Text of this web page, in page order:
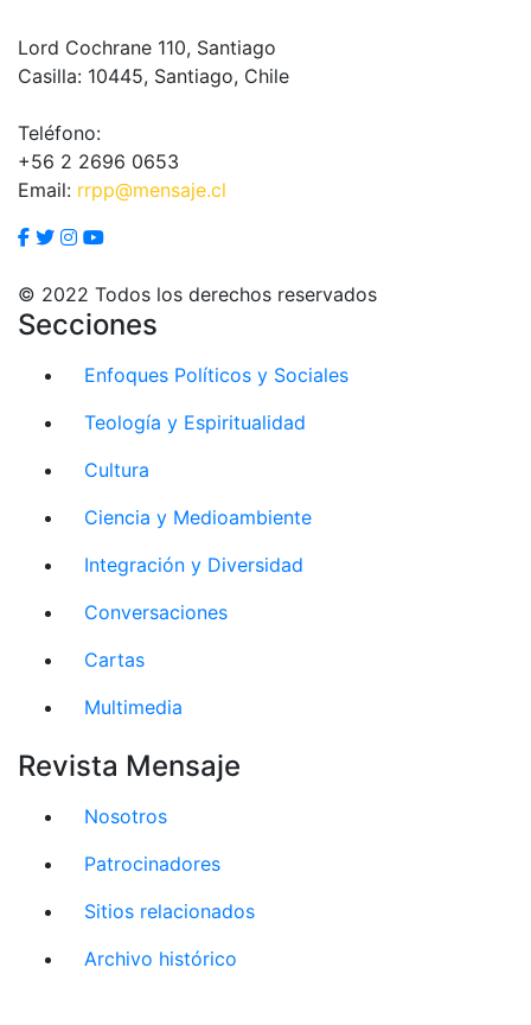
Lord Cochrane 110, Santiago
Casilla: 10445, Santiago, Chile
Teléfono:
+56 2 2696 0653
Email: rrpp@mensaje.cl
© 2022 Todos los derechos reservados
Secciones
Enfoques Políticos y Sociales
Teología y Espiritualidad
Cultura
Ciencia y Medioambiente
Integración y Diversidad
Conversaciones
Cartas
Multimedia
Revista Mensaje
Nosotros
Patrocinadores
Sitios relacionados
Archivo histórico